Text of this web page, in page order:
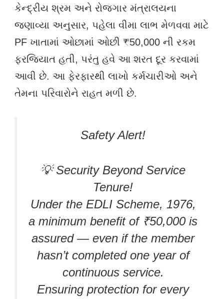
કેન્દ્રીય શ્રમ અને રોજગાર મંત્રાલયના
જણાવ્યા અનુસાર, પહેલા વીમા લાભ મેળવવા માટે
PF ખાતામાં ઓછામાં ઓછી ₹50,000 ની રકમ
ફરજિયાત હતી, પરંતુ હવે આ શરત દૂર કરવામાં
આવી છે. આ ફેરફારથી લાખો કર્મચારીઓ અને
તેમના પરિવારોને રાહત મળી છે.
Safety Alert!
💡 Security Beyond Service
Tenure!
Under the EDLI Scheme, 1976,
a minimum benefit of ₹50,000 is
assured — even if the member
hasn’t completed one year of
continuous service.
Ensuring protection for every